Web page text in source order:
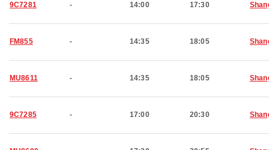
9C7281 - 14:00 17:30
FM855 - 14:35 18:05
MU8611 - 14:35 18:05
9C7285 - 17:00 20:30